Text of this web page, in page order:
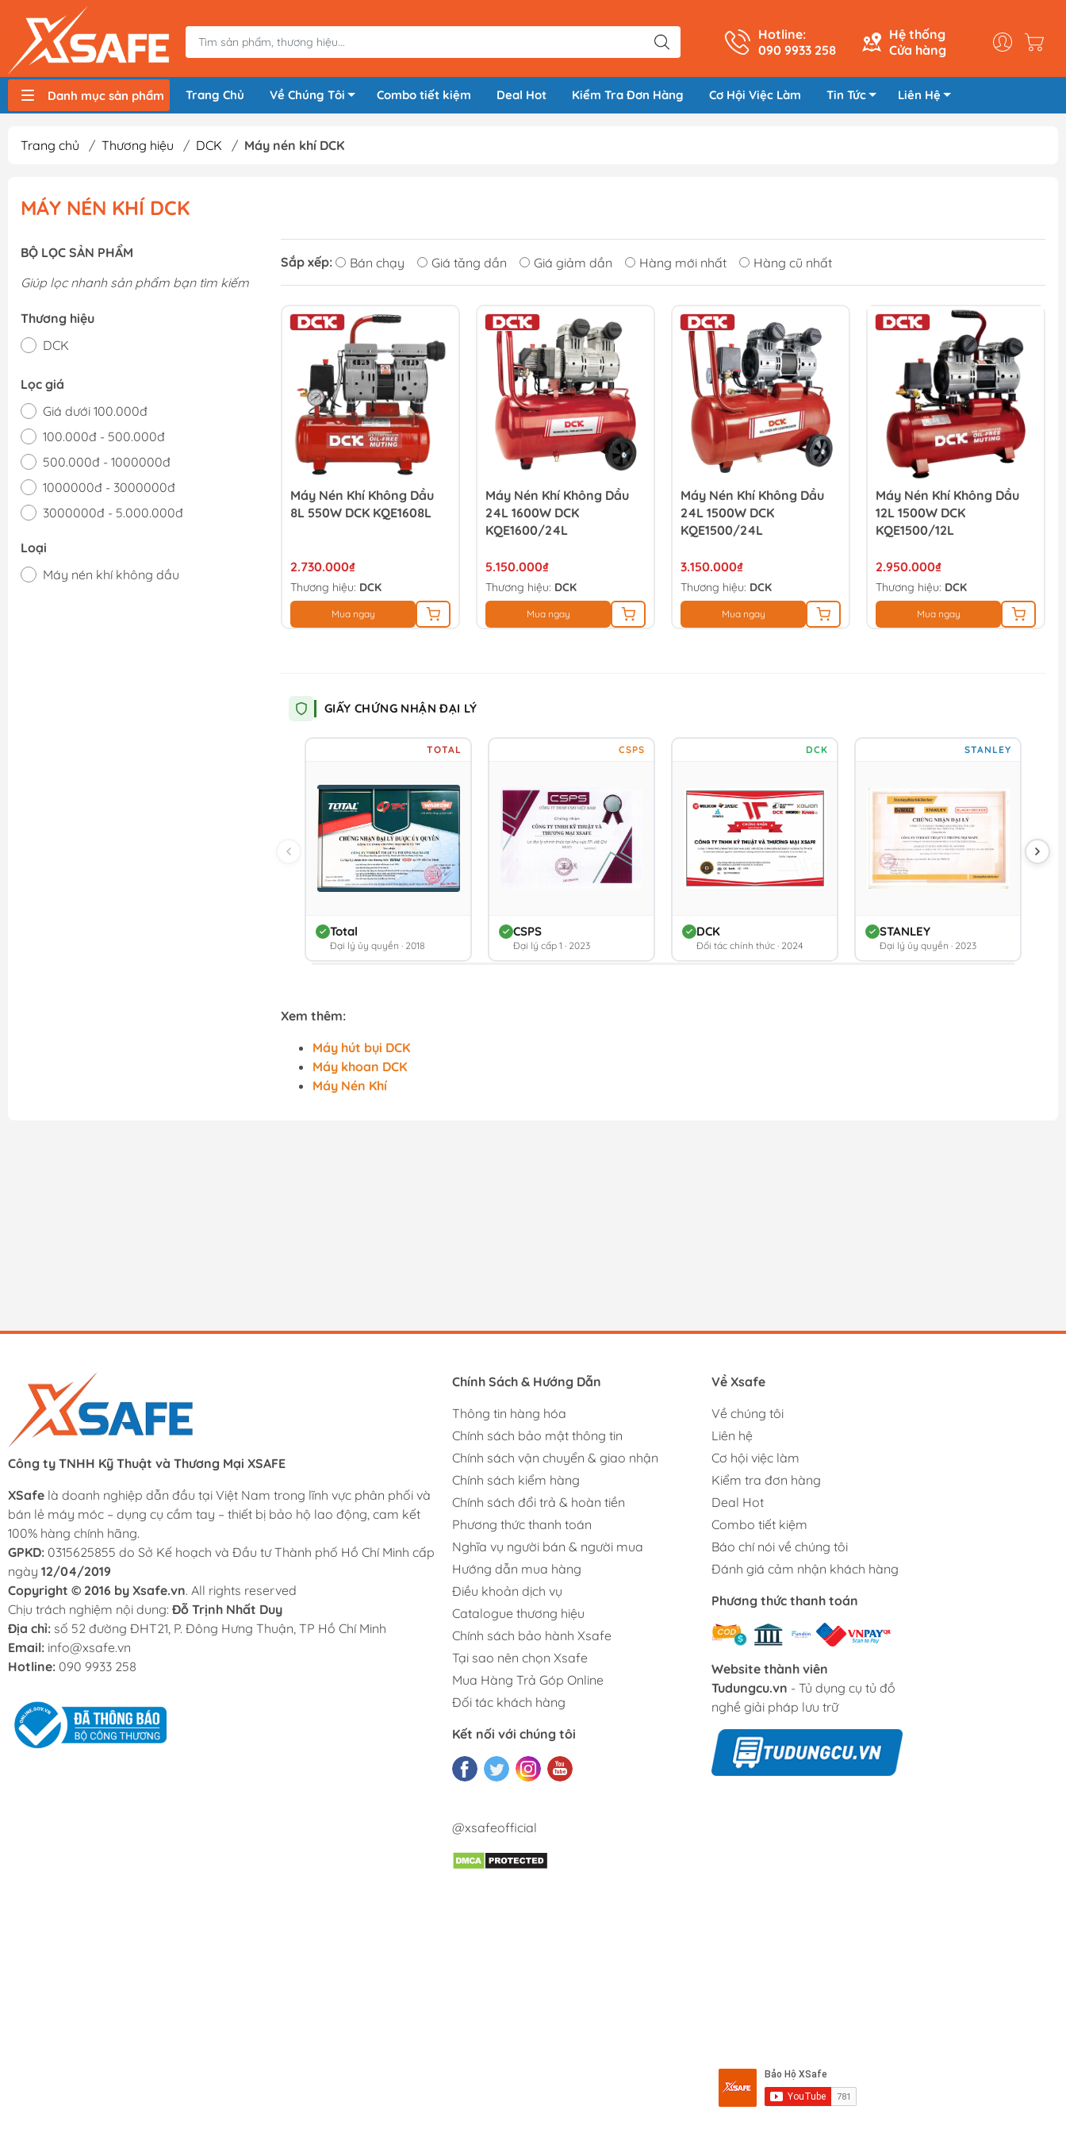
Hotline:
090 9933 258
Hệ thống
Cửa hàng
Danh mục sản phẩm Trang Chủ Về Chúng Tôi Combo tiết kiệm Deal Hot Kiểm Tra Đơn Hàng Cơ Hội Việc Làm Tin Tức Liên Hệ
Trang chủ / Thương hiệu / DCK / Máy nén khí DCK
MÁY NÉN KHÍ DCK
Sắp xếp: Bán chạy Giá tăng dần Giá giảm dần Hàng mới nhất Hàng cũ nhất
Máy Nén Khí Không Dầu
8L 550W DCK KQE1608L
2.730.000₫
Thương hiệu: DCK
Mua ngay
Máy Nén Khí Không Dầu
24L 1600W DCK
KQE1600/24L
5.150.000₫
Thương hiệu: DCK
Mua ngay
Máy Nén Khí Không Dầu
24L 1500W DCK
KQE1500/24L
3.150.000₫
Thương hiệu: DCK
Mua ngay
Máy Nén Khí Không Dầu
12L 1500W DCK
KQE1500/12L
2.950.000₫
Thương hiệu: DCK
Mua ngay
GIẤY CHỨNG NHẬN ĐẠI LÝ
TOTAL
Total
Đại lý ủy quyền · 2018
CSPS
CSPS
Đại lý cấp 1 · 2023
DCK
DCK
Đối tác chính thức · 2024
STANLEY
STANLEY
Đại lý ủy quyền · 2023
Xem thêm:
Máy hút bụi DCK
Máy khoan DCK
Máy Nén Khí
BỘ LỌC SẢN PHẨM
Giúp lọc nhanh sản phẩm bạn tìm kiếm
Thương hiệu
DCK
Lọc giá
Giá dưới 100.000đ
100.000đ - 500.000đ
500.000đ - 1000000đ
1000000đ - 3000000đ
3000000đ - 5.000.000đ
Loại
Máy nén khí không dầu
Công ty TNHH Kỹ Thuật và Thương Mại XSAFE
XSafe là doanh nghiệp dẫn đầu tại Việt Nam trong lĩnh vực phân phối và
bán lẻ máy móc – dụng cụ cầm tay – thiết bị bảo hộ lao động, cam kết
100% hàng chính hãng.
GPKD: 0315625855 do Sở Kế hoạch và Đầu tư Thành phố Hồ Chí Minh cấp
ngày 12/04/2019
Copyright © 2016 by Xsafe.vn. All rights reserved
Chịu trách nghiệm nội dung: Đỗ Trịnh Nhất Duy
Địa chỉ: số 52 đường ĐHT21, P. Đông Hưng Thuận, TP Hồ Chí Minh
Email: info@xsafe.vn
Hotline: 090 9933 258
Chính Sách & Hướng Dẫn
Thông tin hàng hóa
Chính sách bảo mật thông tin
Chính sách vận chuyển & giao nhận
Chính sách kiểm hàng
Chính sách đổi trả & hoàn tiền
Phương thức thanh toán
Nghĩa vụ người bán & người mua
Hướng dẫn mua hàng
Điều khoản dịch vụ
Catalogue thương hiệu
Chính sách bảo hành Xsafe
Tại sao nên chọn Xsafe
Mua Hàng Trả Góp Online
Đối tác khách hàng
Kết nối với chúng tôi
Về Xsafe
Về chúng tôi
Liên hệ
Cơ hội việc làm
Kiểm tra đơn hàng
Deal Hot
Combo tiết kiệm
Báo chí nói về chúng tôi
Đánh giá cảm nhận khách hàng
Phương thức thanh toán
Website thành viên
Tudungcu.vn - Tủ dụng cụ tủ đồ
nghề giải pháp lưu trữ
@xsafeofficial